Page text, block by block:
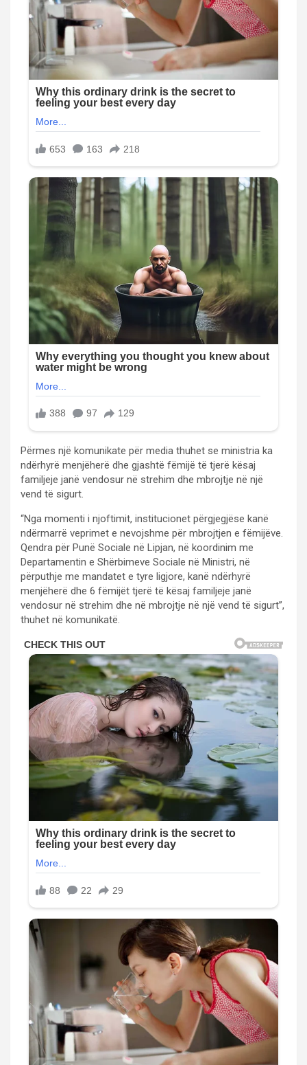
Përmes një komunikate për media thuhet se ministria ka
ndërhyrë menjëherë dhe gjashtë fëmijë të tjerë kësaj
familjeje janë vendosur në strehim dhe mbrojtje në një
vend të sigurt.
“Nga momenti i njoftimit, institucionet përgjegjëse kanë
ndërmarrë veprimet e nevojshme për mbrojtjen e fëmijëve.
Qendra për Punë Sociale në Lipjan, në koordinim me
Departamentin e Shërbimeve Sociale në Ministri, në
përputhje me mandatet e tyre ligjore, kanë ndërhyrë
menjëherë dhe 6 fëmijët tjerë të kësaj familjeje janë
vendosur në strehim dhe në mbrojtje në një vend të sigurt”,
thuhet në komunikatë.